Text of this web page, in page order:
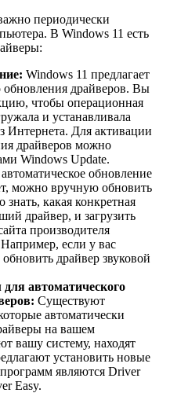
периодически
В Windows 11 есть
Windows 11 предлагает
драйверов. Вы
чтобы операционная
и устанавливала
Интернета. Для активации
драйверов можно
Windows Update.
обновление
можно вручную обновить
какая конкретная
драйвер, и загрузить
производителя
если у вас
драйвер звуковой
автоматического
Существуют
автоматически
на вашем
вашу систему, находят
установить новые
являются Driver
Easy.